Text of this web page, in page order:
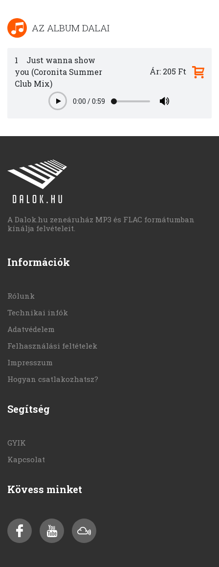
AZ ALBUM DALAI
1
Just wanna show
you (Coronita Summer
Club Mix)
Play0:00 /0:59
Ár: 205 Ft
A Dalok.hu zeneáruház MP3 és FLAC formátumban
kínálja felvételeit.
Információk
Rólunk
Technikai infók
Adatvédelem
Felhasználási feltételek
Impresszum
Hogyan csatlakozhatsz?
Segítség
GYIK
Kapcsolat
Kövess minket